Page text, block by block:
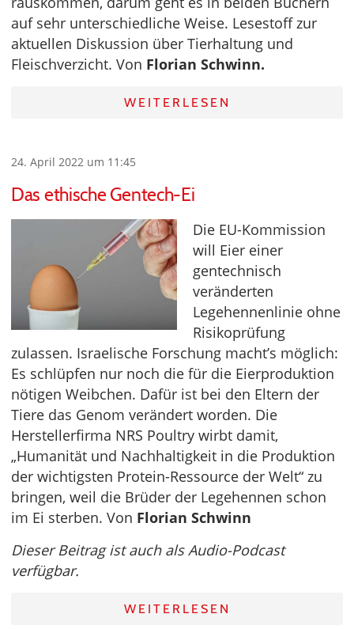
auf sehr unterschiedliche Weise. Lesestoff zur
aktuellen Diskussion über Tierhaltung und
Fleischverzicht. Von Florian Schwinn.
WEITERLESEN
24. April 2022 um 11:45
Das ethische Gentech-Ei
Die EU-Kommission
will Eier einer
gentechnisch
veränderten
Legehennenlinie ohne
Risikoprüfung
zulassen. Israelische Forschung macht’s möglich:
Es schlüpfen nur noch die für die Eierproduktion
nötigen Weibchen. Dafür ist bei den Eltern der
Tiere das Genom verändert worden. Die
Herstellerfirma NRS Poultry wirbt damit,
„Humanität und Nachhaltigkeit in die Produktion
der wichtigsten Protein-Ressource der Welt“ zu
bringen, weil die Brüder der Legehennen schon
im Ei sterben. Von Florian Schwinn
Dieser Beitrag ist auch als Audio-Podcast
verfügbar.
WEITERLESEN